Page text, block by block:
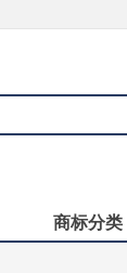
商标分类